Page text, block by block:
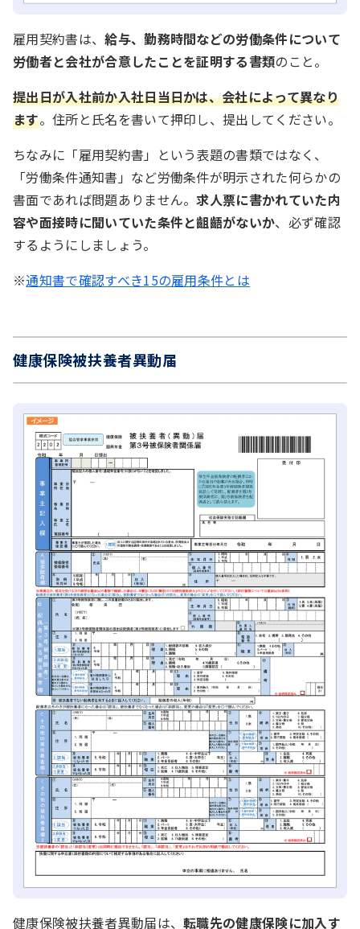
雇用契約書は、給与、勤務時間などの労働条件について
労働者と会社が合意したことを証明する書類のこと。
提出日が入社前か入社日当日かは、会社によって異なり
ます。住所と氏名を書いて押印し、提出してください。
ちなみに「雇用契約書」という表題の書類ではなく、
「労働条件通知書」など労働条件が明示された何らかの
書面であれば問題ありません。求人票に書かれていた内
容や面接時に聞いていた条件と齟齬がないか、必ず確認
するようにしましょう。
※通知書で確認すべき15の雇用条件とは
健康保険被扶養者異動届
健康保険被扶養者異動届は、転職先の健康保険に加入す